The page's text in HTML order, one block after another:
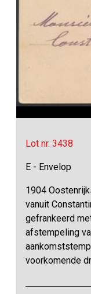
Lot nr. 3438
E - Envelop
1904
vanuit
gefrankeerd
afstempeling
voorkomende